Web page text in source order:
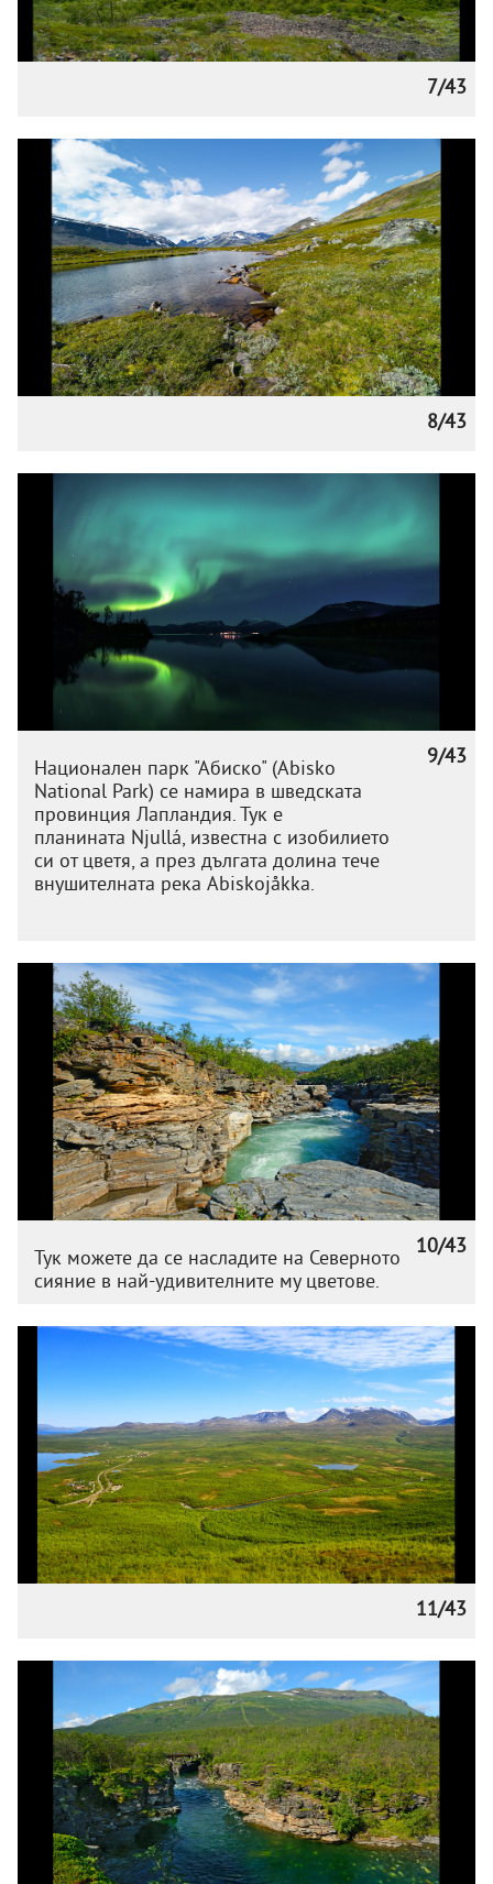
7/43
8/43
9/43
Национален парк "Абиско" (Abisko
National Park) се намира в шведската
провинция Лапландия. Тук е
планината Njullá, известна с изобилието
си от цветя, а през дългата долина тече
внушителната река Abiskojåkka.
10/43
Тук можете да се насладите на Северното
сияние в най-удивителните му цветове.
11/43